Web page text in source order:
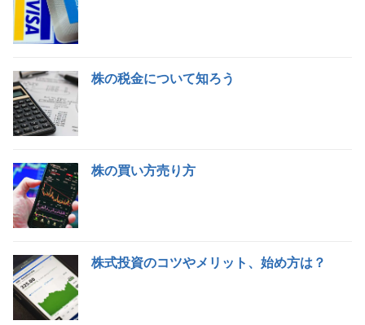
株の税金について知ろう
株の買い方売り方
株式投資のコツやメリット、始め方は？